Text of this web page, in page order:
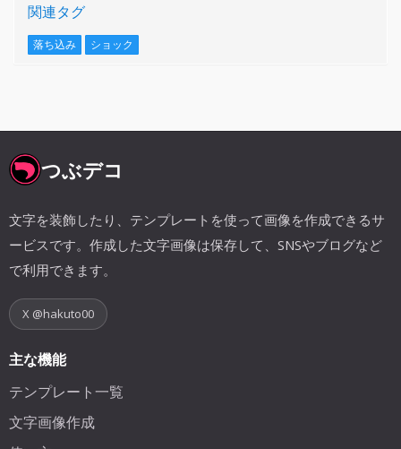
関連タグ
落ち込み ショック
つぶデコ
文字を装飾したり、テンプレートを使って画像を作成できるサ
ービスです。作成した文字画像は保存して、SNSやブログなど
で利用できます。
X @hakuto00
主な機能
テンプレート一覧
文字画像作成